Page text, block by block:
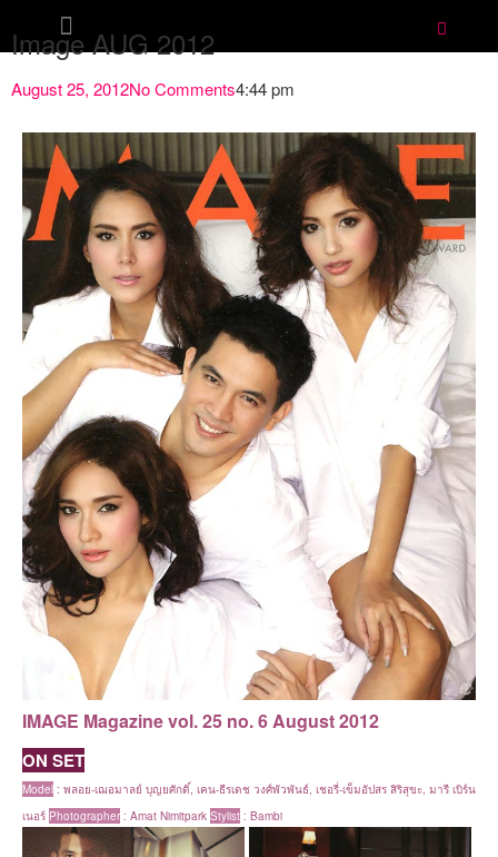
Image AUG 2012
August 25, 2012No Comments4:44 pm
IMAGE Magazinevol. 25 no. 6 August 2012
ON SET
Model : พลอย-เฌอมาลย์ บุญยศักดิ์, เคน-ธีรเดช วงศ์พัวพันธ์, เชอรี่-เข็มอัปสร สิริสุขะ, มารี เบิร์น
เนอร์ Photographer : Amat Nimitpark Stylist : Bambi